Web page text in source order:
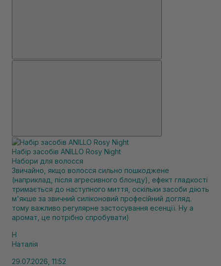
Набір засобів ANILLO Rosy Night
Набори для волосся
Звичайно, якщо волосся сильно пошкоджене
(наприклад, після агресивного блонду), ефект гладкості
тримається до наступного миття, оскільки засоби діють
м'якше за звичний силіконовий професійний догляд.
тому важливо регулярне застосування есенції. Ну а
аромат, це потрібно спробувати)
Н
Наталія
29.07.2026, 11:52